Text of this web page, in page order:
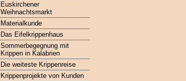
Euskirchener
Weihnachtsmarkt
Materialkunde
Das Eifelkrippenhaus
Sommerbegegnung mit
Krippen in Kalabrien
Die weiteste Krippenreise
Krippenprojekte von Kunden